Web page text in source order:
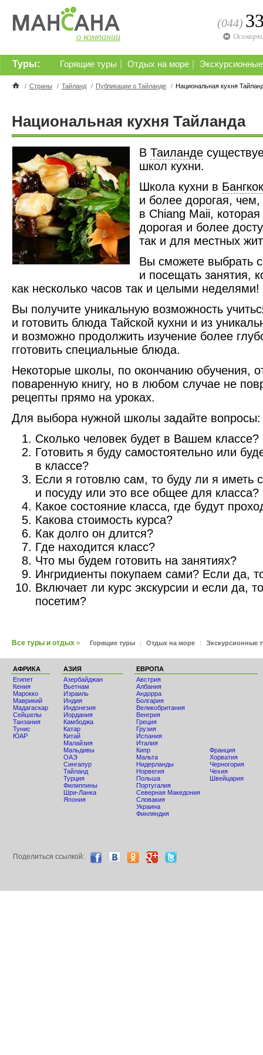
о компании
(044)
Горящие туры Отдых на море
Туры:
/ Страны / Тайланд / Публикации о Тайланде / Национальная кухня
Национальная кухня Тайланда
В Таиланде
школ кухни.
Школа кухни в
и более дорогая,
в Chiang Maii,
дорогая и более
так и для местных
Вы сможете выбрать
и посещать занятия,
как несколько часов так и целыми неделями!
Вы получите уникальную возможность
и готовить блюда Тайской кухни и из
и возможно продолжить изучение более
гготовить специальные блюда.
Некоторые школы, по окончанию обучения,
поваренную книгу, но в любом случае не
рецепты прямо на уроках.
Для выбора нужной школы задайте вопросы:
Сколько человек будет в Вашем классе?
Готовить я буду самостоятельно или
в классе?
Если я готовлю сам, то буду ли я иметь
и посуду или это все общее для класса?
Какое состояние класса, где будут
Какова стоимость курса?
Как долго он длится?
Где находится класс?
Что мы будем готовить на занятиях?
Ингридиенты покупаем сами? Если да,
Включает ли курс экскурсии и если да,
посетим?
Все туры и отдых » Горящие туры | Отдых на море | Экскурсионные
АФРИКА
Египет
Кения
Мaрокко
Маврикий
Мадагаскар
Сейшелы
Танзания
Тунис
ЮАР
АЗИЯ
Азербайджан
Вьетнам
Израиль
Индия
Индонезия
Иордания
Камбоджа
Катар
Китай
Малайзия
Мальдивы
ОАЭ
Сингапур
Тайланд
Турция
Филиппины
Шри-Ланка
Япония
ЕВРОПА
Австрия
Албания
Андорра
Болгария
Великобритания
Венгрия
Греция
Грузия
Испания
Италия
Кипр
Мальта
Нидерланды
Норвегия
Польша
Португалия
Северная Македония
Словакия
Украина
Финляндия
Франция
Хорватия
Черногория
Чехия
Швейцария
Поделиться ccылкой: